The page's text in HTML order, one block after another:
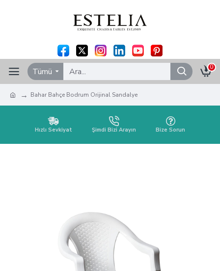
Tümü 0
Bahar Bahçe Bodrum Orijinal Sandalye
Hızlı Sevkiyat Şimdi Bizi Arayın Bize Sorun